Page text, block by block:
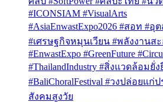
#ICONSIAM #VisualArts
#AsiaEnwastExpo2026 #สอท #
#เศรษฐกิจหมุนเวียน #พลังงานสะ
#EnwastExpo #GreenFuture
#ThailandIndustry #สิ่งแวดล้อมยั่
#BaliChoralFestival #วงปล่อยแก่
สังคมสูงวัย